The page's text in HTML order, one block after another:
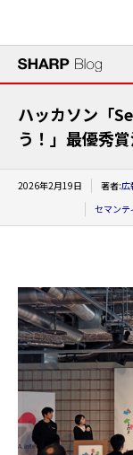
ハッカソン「
う！」最優秀賞
2026年2月19日 著者:広
セマンテ